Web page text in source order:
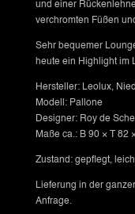
und einer
verchromten Füßen
Sehr bequemer
heute ein Highlight im
Hersteller: Leolux,
Modell: Pallone
Designer: Roy de
Maße ca.: B 90 × T 82
Zustand: gepflegt,
Lieferung in der
Anfrage.